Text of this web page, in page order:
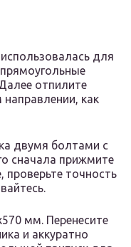
для
отпилите
как
двумя болтами с
сначала прижмите
проверьте точность
мм. Перенесите
и аккуратно